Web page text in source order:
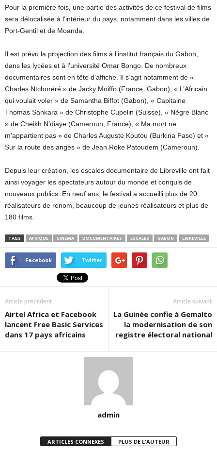
Pour la première fois, une partie des activités de ce festival de films
sera délocalisée à l’intérieur du pays, notamment dans les villes de
Port-Gentil et de Moanda.
Il est prévu la projection des films à l’institut français du Gabon,
dans les lycées et à l’université Omar Bongo. De nombreux
documentaires sont en tête d’affiche. Il s’agit notamment de «
Charles Ntchoréré » de Jacky Moiffo (France, Gabon), « L’Africain
qui voulait voler » de Samantha Biffot (Gabon), « Capitaine
Thomas Sankara » de Christophe Cupelin (Suisse), « Nègre Blanc
» de Cheikh N’diaye (Cameroun, France), « Ma mort ne
m’appartient pas » de Charles Auguste Koutou (Burkina Faso) et «
Sur la route des anges » de Jean Roke Patoudem (Cameroun).
Depuis leur création, les escales documentaire de Libreville ont fait
ainsi voyager les spectateurs autour du monde et conquis de
nouveaux publics. En neuf ans, le festival a accueilli plus de 20
réalisateurs de renom, beaucoup de jeunes réalisateurs et plus de
180 films.
TAGS AFRIQUE CINEMA DOCUMENTAIRES ESCALES GABON LIBREVILLE
Facebook Twitter
Article précédent
Airtel Africa et Facebook
lancent Free Basic Services
dans 17 pays africains
Article suivant
La Guinée confie à Gemalto
la modernisation de son
registre électoral national
admin
ARTICLES CONNEXES PLUS DE L'AUTEUR